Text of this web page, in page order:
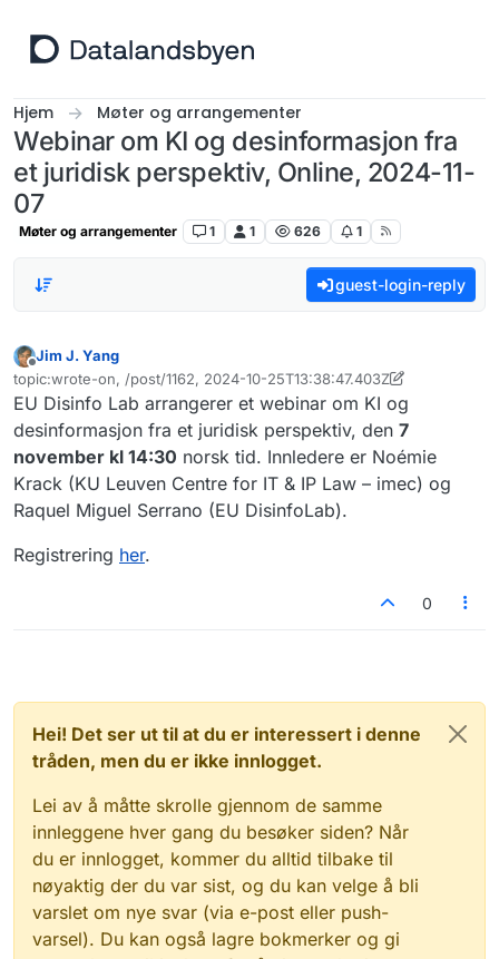
Hjem Møter og arrangementer
Webinar om KI og desinformasjon fra
et juridisk perspektiv, Online, 2024-11-
07
Møter og arrangementer 1 1 626 1
guest-login-reply
Frakoblet
Jim J. Yang
topic:wrote-on, /post/1162, 2024-10-25T13:38:47.403Z
Sist endret av Jim J. Yang
EU Disinfo Lab arrangerer et webinar om KI og
desinformasjon fra et juridisk perspektiv, den 7
november kl 14:30 norsk tid. Innledere er Noémie
Krack (KU Leuven Centre for IT & IP Law – imec) og
Raquel Miguel Serrano (EU DisinfoLab).
Registrering her.
0
Hei! Det ser ut til at du er interessert i denne
tråden, men du er ikke innlogget.
Lei av å måtte skrolle gjennom de samme
innleggene hver gang du besøker siden? Når
du er innlogget, kommer du alltid tilbake til
nøyaktig der du var sist, og du kan velge å bli
varslet om nye svar (via e-post eller push-
varsel). Du kan også lagre bokmerker og gi